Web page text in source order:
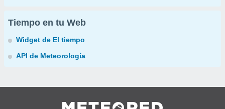
Tiempo en tu Web
Widget de El tiempo
API de Meteorología